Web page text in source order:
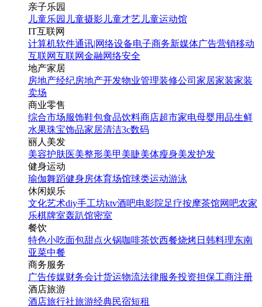
亲子乐园
儿童乐园 儿童摄影 儿童才艺 儿童运动馆
IT互联网
计算机软件通讯|网络设备电子商务新媒体广告营销移动
互联网互联网金融网络安全
地产家居
房地产经纪房地产开发物业管理装修公司 家居家装家装
卖场
商业零售
综合市场服饰鞋包食品饮料商店超市家电母婴用品生鲜
水果珠宝饰品家居清洁3c数码
丽人美发
美容护肤医美整形美甲美睫美体瘦身美发护发
健身运动
瑜伽舞蹈健身房体育场馆球类运动游泳
休闲娱乐
文化艺术diy手工坊ktv酒吧电影院足疗按摩茶馆网吧农家
乐棋牌室轰趴馆密室
餐饮
特色小吃面包甜点火锅咖啡茶饮西餐烧烤日韩料理东南
亚菜中餐
商务服务
广告传媒财务会计货运物流法律服务投资担保工商注册
酒店旅游
酒店旅行社旅游经典民宿短租